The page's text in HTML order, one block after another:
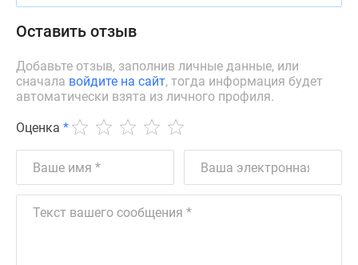
программы
Новости
недвижимости
эксперта
Аналитика
рынка
Покупателю
Экспертиза
Оставить отзыв
Добавьте отзыв, заполнив личные данные, или
сначала войдите на сайт, тогда информация будет
автоматически взята из личного профиля.
Оценка *